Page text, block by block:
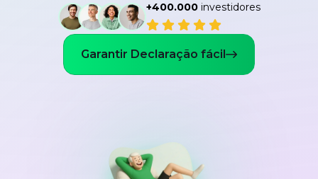
+400.000investidores
Garantir Declaração fácil